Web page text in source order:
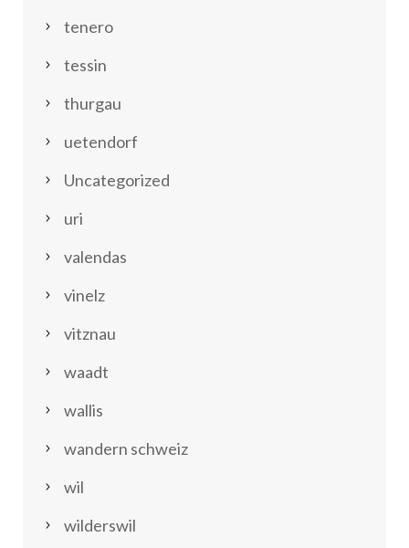
tenero
tessin
thurgau
uetendorf
Uncategorized
uri
valendas
vinelz
vitznau
waadt
wallis
wandern schweiz
wil
wilderswil